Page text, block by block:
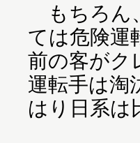
もちろん
ては危険運
前の客がク
運転手は淘
はり日系は